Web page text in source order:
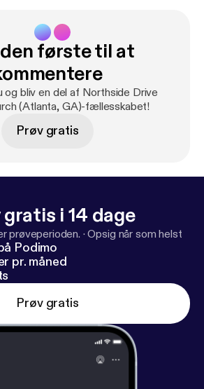
første til at
og bliv en del af Northside Drive
(Atlanta, GA)-fællesskabet!
Prøv gratis
i 14 dage
prøveperioden. ·Opsig når som helst
Podimo
pr. måned
Prøv gratis